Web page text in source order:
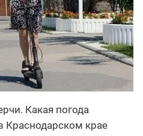
Какая погода
Краснодарском крае